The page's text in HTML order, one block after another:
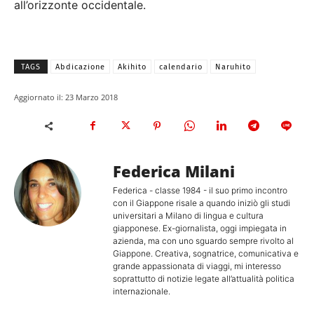
all’orizzonte occidentale.
TAGS Abdicazione Akihito calendario Naruhito
Aggiornato il: 23 Marzo 2018
Federica Milani
Federica - classe 1984 - il suo primo incontro
con il Giappone risale a quando iniziò gli studi
universitari a Milano di lingua e cultura
giapponese. Ex-giornalista, oggi impiegata in
azienda, ma con uno sguardo sempre rivolto al
Giappone. Creativa, sognatrice, comunicativa e
grande appassionata di viaggi, mi interesso
soprattutto di notizie legate all’attualità politica
internazionale.